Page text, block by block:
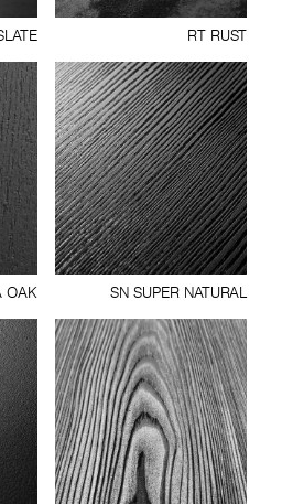
RT RUST
SN SUPER NATURAL
OAK